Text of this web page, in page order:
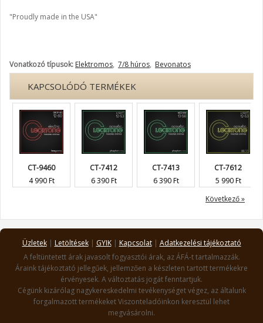
"Proudly made in the USA"
Vonatkozó típusok: Elektromos, 7/8 húros, Bevonatos
KAPCSOLÓDÓ TERMÉKEK
CT-9460
4 990 Ft
CT-7412
6 390 Ft
CT-7413
6 390 Ft
CT-7612
5 990 Ft
Következő »
Üzletek| Letöltések| GYIK| Kapcsolat| Adatkezelési tájékoztató
A feltüntetett árak javasolt fogyasztói árak, az ÁFÁ-t tartalmazzák.
Áraink tájékoztató jellegűek, jellemzően a készleten tartott termékekre
érvényesek. A változtatás jogát fenntartjuk.
Cégünk kizárólag nagykereskedelmi tevékenységet végez, az általunk
forgalmazott termékeket Viszonteladóinkon keresztül lehet
megvásárolni.